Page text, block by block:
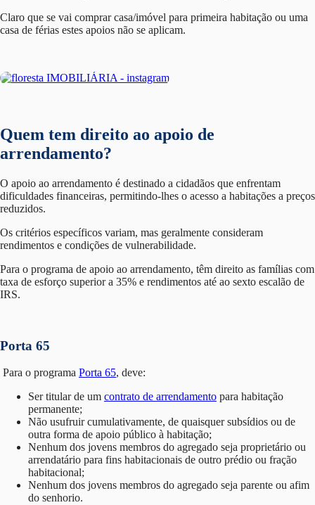
Claro que se vai comprar casa/imóvel para primeira habitação ou uma
casa de férias estes apoios não se aplicam.
Quem tem direito ao apoio de
arrendamento?
O apoio ao arrendamento é destinado a cidadãos que enfrentam
dificuldades financeiras, permitindo-lhes o acesso a habitações a preços
reduzidos.
Os critérios específicos variam, mas geralmente consideram
rendimentos e condições de vulnerabilidade.
Para o programa de apoio ao arrendamento, têm direito as famílias com
taxa de esforço superior a 35% e rendimentos até ao sexto escalão de
IRS.
Porta 65
Para o programa Porta 65, deve:
Ser titular de um contrato de arrendamento para habitação
permanente;
Não usufruir cumulativamente, de quaisquer subsídios ou de
outra forma de apoio público à habitação;
Nenhum dos jovens membros do agregado seja proprietário ou
arrendatário para fins habitacionais de outro prédio ou fração
habitacional;
Nenhum dos jovens membros do agregado seja parente ou afim
do senhorio.